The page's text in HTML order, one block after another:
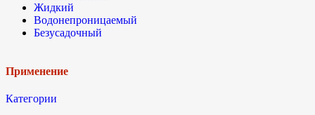
Жидкий
Водонепроницаемый
Безусадочный
Применение
Категории